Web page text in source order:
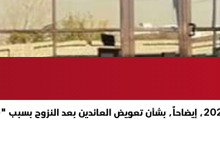
أصدرت وزارة داخلية إقليم كوردستان، الأربعاء 29 تشرين الأول 2025،